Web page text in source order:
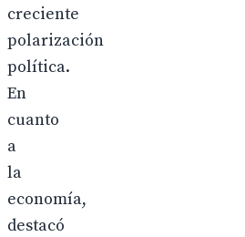
creciente
polarización
política.
En
cuanto
a
la
economía,
destacó